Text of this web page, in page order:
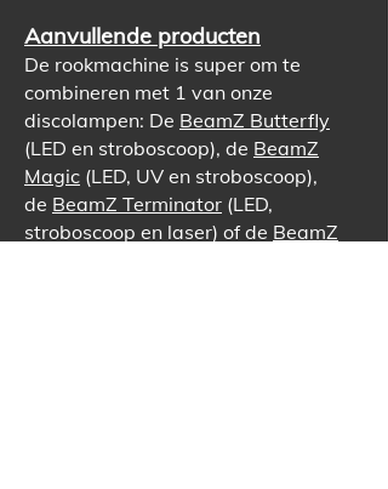
Aanvullende producten
De rookmachine is super om te
combineren met 1 van onze
discolampen: De BeamZ Butterfly
(LED en stroboscoop), de BeamZ
Magic (LED, UV en stroboscoop),
de BeamZ Terminator (LED,
stroboscoop en laser) of de BeamZ